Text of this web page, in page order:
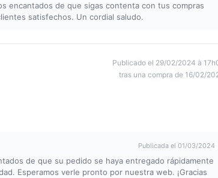
encantados de que sigas contenta con tus compras
satisfechos. Un cordial saludo.
Publicado el 29/02/2024 à
tras una compra de 16/02/
Publicada el 01/03/2024
de que su pedido se haya entregado rápidamente
Esperamos verle pronto por nuestra web. ¡Gracias